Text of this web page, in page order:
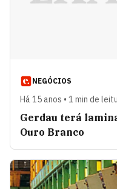
NEGÓCIOS
Há 15 anos • 1 min de
Gerdau terá
Ouro Branco